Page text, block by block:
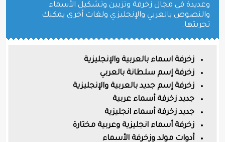
وعديدة في مجال زخرفة وتزيين وتشكيل الأسماء
والنصوص بالعربي والإنجليزي ولغات أخرى يمكنك
تجربتها.
زخرفة اسماء بالعربية والإنجليزية
زخرفة إسم سلطانة بالعربي
زخرفة إسم جديد بالعربية والإنجليزية
جديد زخرفة أسماء عربية
جديد زخرفة أسماء انجليزية
زخرفة أسماء انجليزية وعربية مختارة
أدوات مولد وزخرفة الأسماء